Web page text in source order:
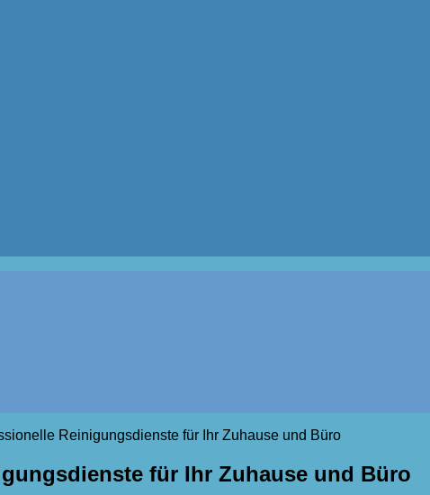
Reinigungsdienste für Ihr Zuhause und Büro
für Ihr Zuhause und Büro